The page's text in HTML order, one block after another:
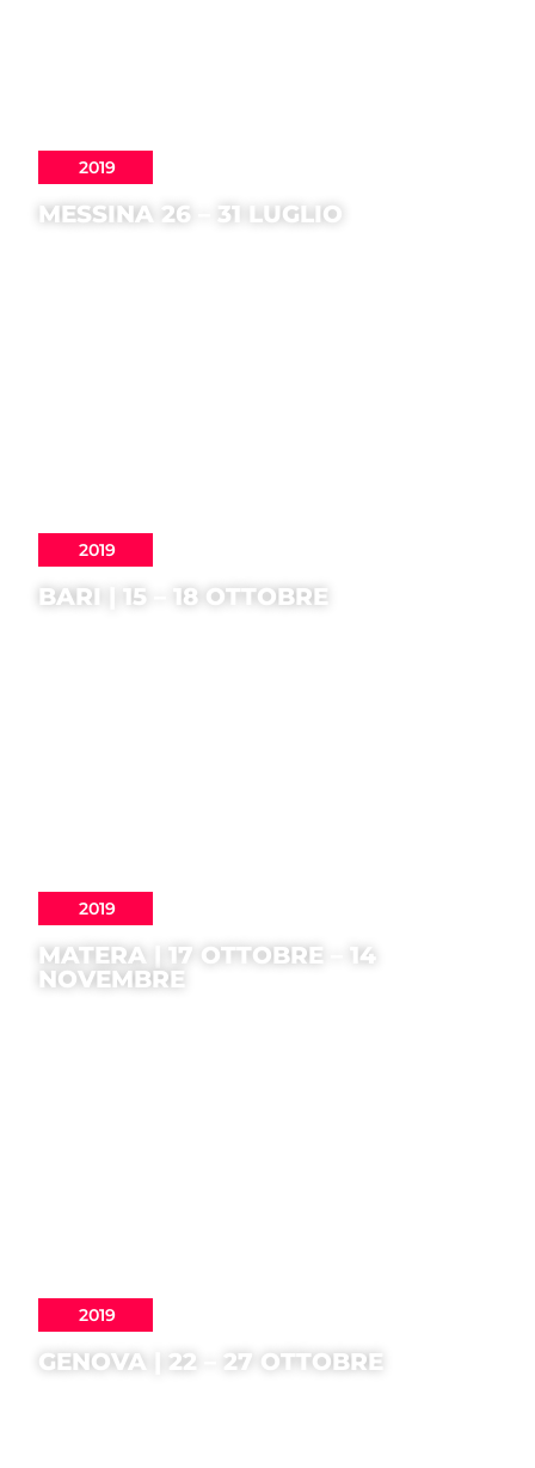
2019
MESSINA 26 – 31 LUGLIO
2019
BARI | 15 – 18 OTTOBRE
2019
MATERA | 17 OTTOBRE – 14
NOVEMBRE
2019
GENOVA | 22 – 27 OTTOBRE